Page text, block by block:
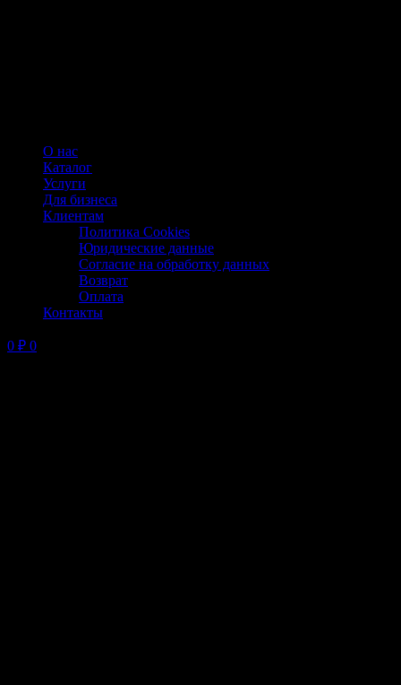
О нас
Каталог
Услуги
Для бизнеса
Клиентам
Политика Cookies
Юридические данные
Согласие на обработку данных
Возврат
Оплата
Контакты
0 ₽ 0